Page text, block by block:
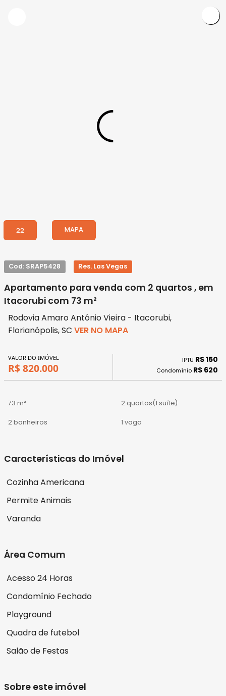
22 MAPA
Cod: SRAP5428 Res. Las Vegas
Apartamento para venda com 2 quartos , em
Itacorubi com 73 m²
Rodovia Amaro Antônio Vieira - Itacorubi,
Florianópolis, SC VER NO MAPA
VALOR DO IMÓVEL
R$ 820.000
IPTU R$ 150
Condomínio R$ 620
73 m² 2 quartos(1 suíte)
2 banheiros 1 vaga
Características do Imóvel
Cozinha Americana
Permite Animais
Varanda
Área Comum
Acesso 24 Horas
Condomínio Fechado
Playground
Quadra de futebol
Salão de Festas
Sobre este imóvel